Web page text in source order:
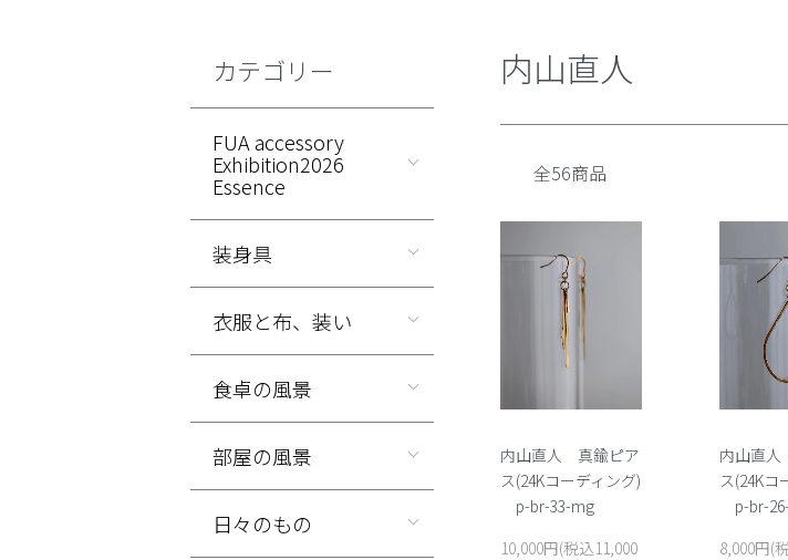
内山直人
全56商品
内山直人 真鍮ピア
ス(24Kコーディング)
p-br-33-mg
10,000円(税込11,000
内山直
ス(24Kコ
p-br-
8,000円(
カテゴリー
FUA accessory
Exhibition2026
Essence
装身具
衣服と布、装い
食卓の風景
部屋の風景
日々のもの